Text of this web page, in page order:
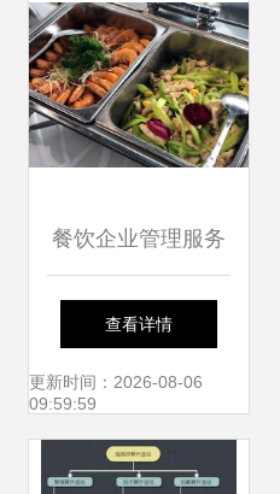
餐饮企业管理服务
的多元化探索 团餐
配送、剧组餐、活
动餐与食堂承包管
查看详情
更新时间：2026-08-06
09:59:59